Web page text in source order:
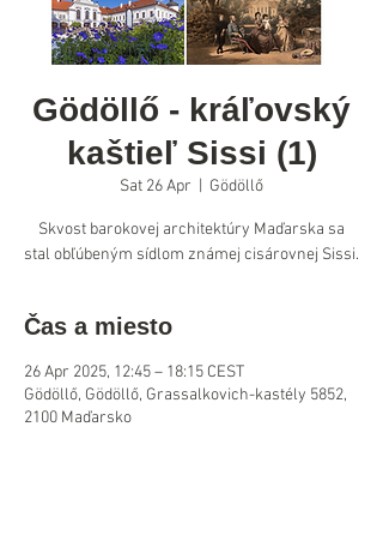
Gödöllő - kráľovský
kaštieľ Sissi (1)
Sat 26 Apr Gödöllő
Skvost barokovej architektúry Maďarska sa
stal obľúbeným sídlom známej cisárovnej Sissi.
Čas a miesto
26 Apr 2025, 12:45 – 18:15 CEST
Gödöllő, Gödöllő, Grassalkovich-kastély 5852,
2100 Maďarsko